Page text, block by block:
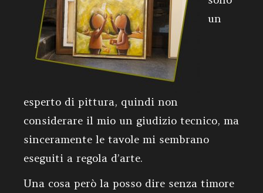
un
esperto di pittura, quindi non
considerare il mio un giudizio tecnico, ma
sinceramente le tavole mi sembrano
eseguiti a regola d’arte.
Una cosa però la posso dire senza timore